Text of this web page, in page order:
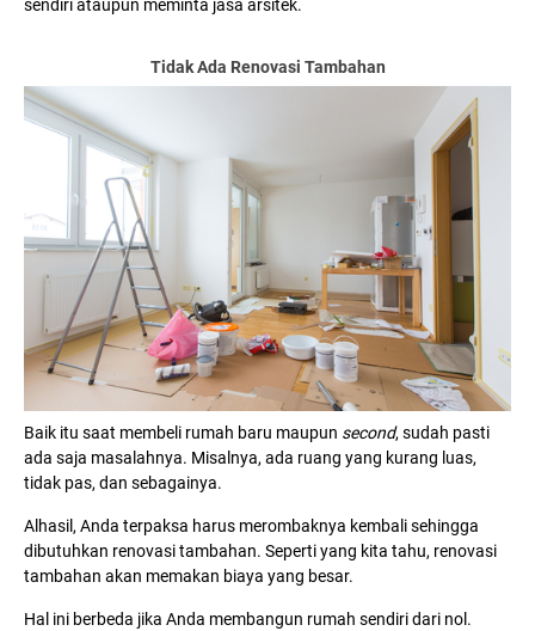
sendiri ataupun meminta jasa arsitek.
Tidak Ada Renovasi Tambahan
Baik itu saat membeli rumah baru maupun second, sudah pasti
ada saja masalahnya. Misalnya, ada ruang yang kurang luas,
tidak pas, dan sebagainya.
Alhasil, Anda terpaksa harus merombaknya kembali sehingga
dibutuhkan renovasi tambahan. Seperti yang kita tahu, renovasi
tambahan akan memakan biaya yang besar.
Hal ini berbeda jika Anda membangun rumah sendiri dari nol.